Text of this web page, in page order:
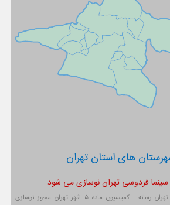
های استان تهران
سینما فردوسی تهران نوسازی می شود
تهران رسانه | کمیسیون ماده ۵ شهر تهران مجوز نوسازی